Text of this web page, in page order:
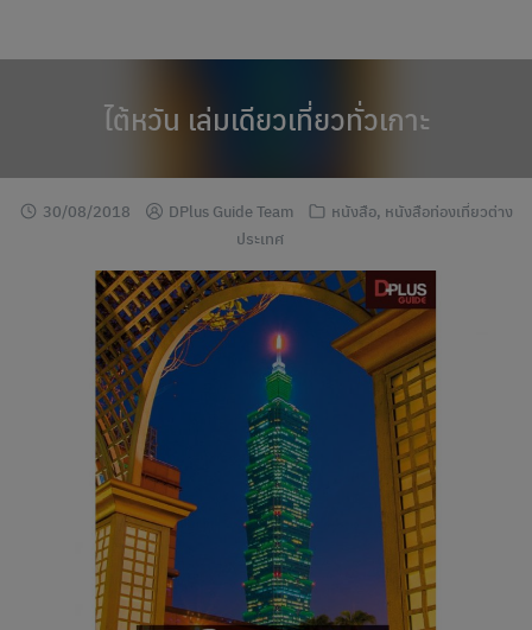
ไต้หวัน เล่มเดียวเที่ยวทั่วเกาะ
30/08/2018 DPlus Guide Team หนังสือ, หนังสือท่องเที่ยวต่าง
ประเทศ